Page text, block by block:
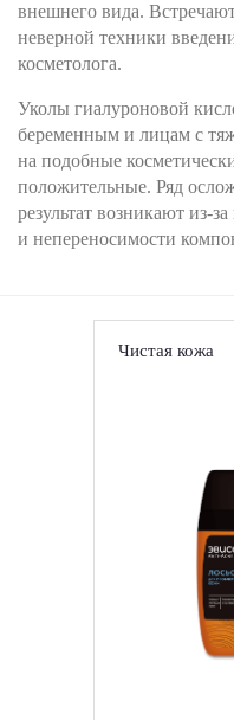
внешнего вида.
неверной техники
косметолога.
Уколы гиалуроновой
беременным и лицам с
на подобные
положительные. Ряд
результат возникают из-
и непереносимости
Чистая кожа